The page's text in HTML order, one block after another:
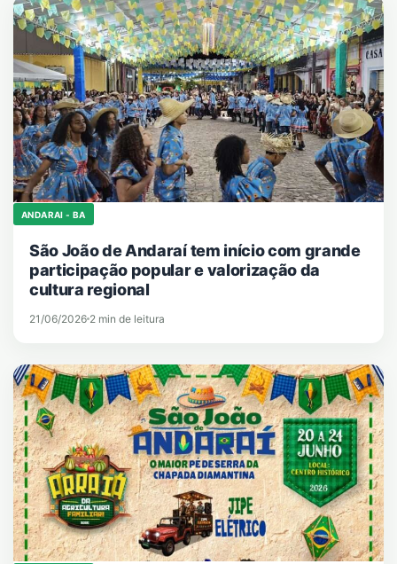
ANDARAI - BA
São João de Andaraí tem início com grande
participação popular e valorização da
cultura regional
21/06/2026 2 min de leitura